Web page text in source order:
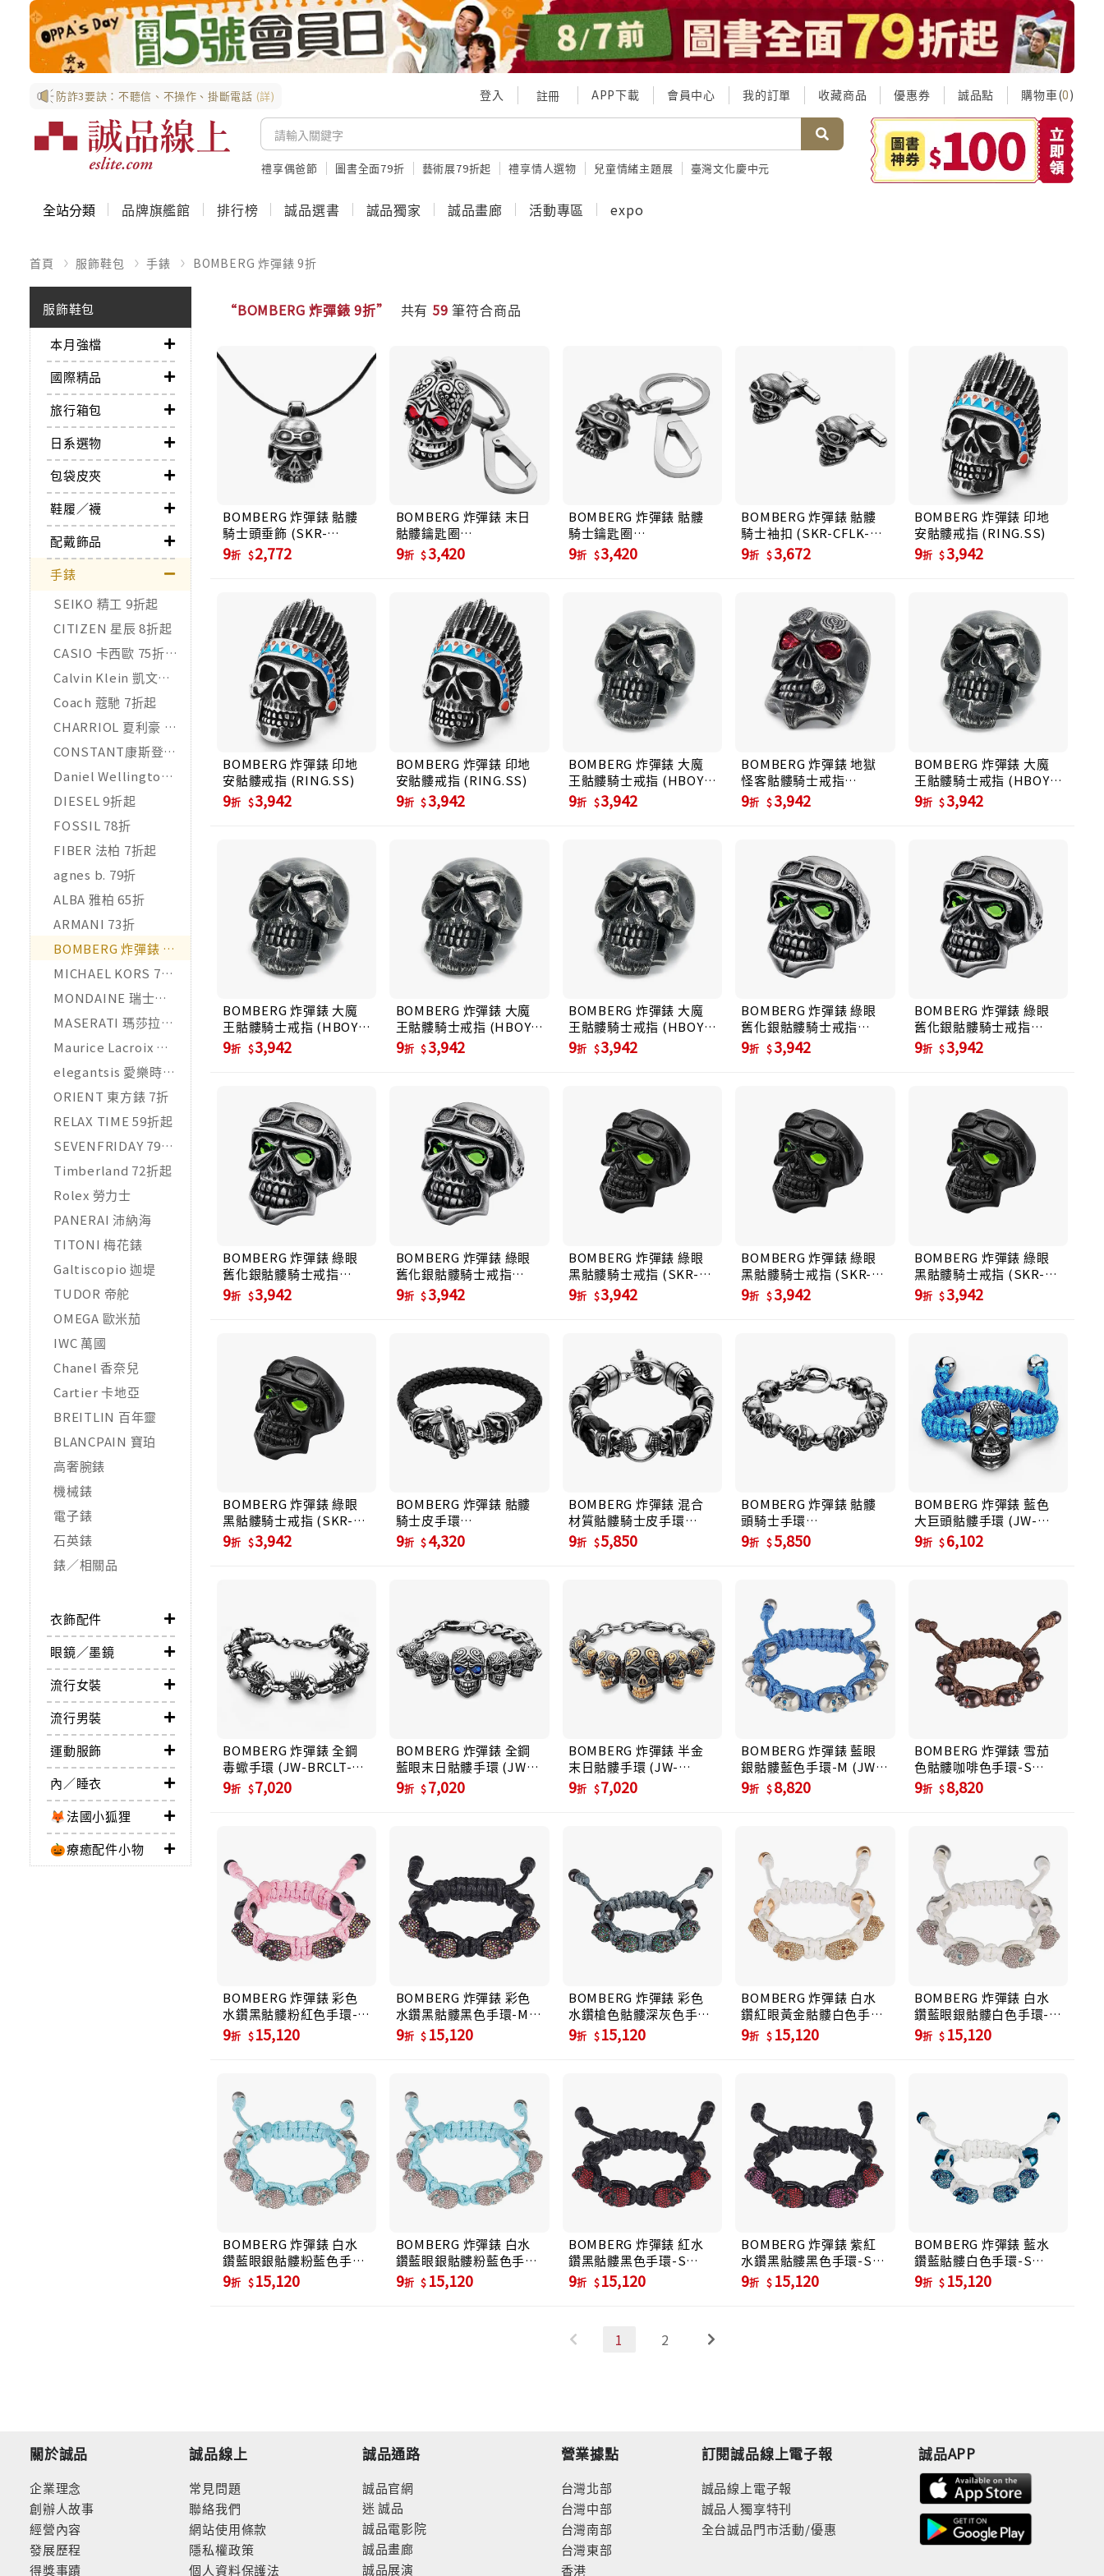
防詐3要訣：不聽信、不操作、掛斷電話 (詳) 登入 註冊 APP下載 會員中心 我的訂單 收藏商品 優惠券 誠品點 購物車(0)
禮享偶爸節 圖書全面79折 藝術展79折起 禮享情人選物 兒童情緒主題展 臺灣文化慶中元
全站分類 品牌旗艦館 排行榜 誠品選書 誠品獨家 誠品畫廊 活動專區 expo
首頁 服飾鞋包 手錶 BOMBERG 炸彈錶 9折
服飾鞋包
本月強檔
國際精品
旅行箱包
日系選物
包袋皮夾
鞋履／襪
配戴飾品
手錶
SEIKO 精工 9折起
CITIZEN 星辰 8折起
CASIO 卡西歐 75折起
Calvin Klein 凱文克萊 95折起
Coach 蔻馳 7折起
CHARRIOL 夏利豪 85折起
CONSTANT康斯登 82折
Daniel Wellington 7折起
DIESEL 9折起
FOSSIL 78折
FIBER 法柏 7折起
agnes b. 79折
ALBA 雅柏 65折
ARMANI 73折
BOMBERG 炸彈錶 9折
MICHAEL KORS 75折
MONDAINE 瑞士國鐵 85折起
MASERATI 瑪莎拉蒂 77折起
Maurice Lacroix 艾美錶
elegantsis 愛樂時 9折
ORIENT 東方錶 7折
RELAX TIME 59折起
SEVENFRIDAY 79折起
Timberland 72折起
Rolex 勞力士
PANERAI 沛納海
TITONI 梅花錶
Galtiscopio 迦堤
TUDOR 帝舵
OMEGA 歐米茄
IWC 萬國
Chanel 香奈兒
Cartier 卡地亞
BREITLIN 百年靈
BLANCPAIN 寶珀
高奢腕錶
機械錶
電子錶
石英錶
錶／相關品
衣飾配件
眼鏡／墨鏡
流行女裝
流行男裝
運動服飾
內／睡衣
🦊法國小狐狸
🎃療癒配件小物
“BOMBERG 炸彈錶 9折” 共有 59 筆符合商品
BOMBERG 炸彈錶 骷髏
騎士頭垂飾 (SKR-
PENDANT-SS.6)
9折 2,772
BOMBERG 炸彈錶 末日
骷髏鑰匙圈
(KEYRG.SS.01.6)
9折 3,420
BOMBERG 炸彈錶 骷髏
騎士鑰匙圈
(SKR.KEYRG-SS.6)
9折 3,420
BOMBERG 炸彈錶 骷髏
騎士袖扣 (SKR-CFLK-
SS.6)
9折 3,672
BOMBERG 炸彈錶 印地
安骷髏戒指 (RING.SS)
9折 3,942
BOMBERG 炸彈錶 印地
安骷髏戒指 (RING.SS)
9折 3,942
BOMBERG 炸彈錶 印地
安骷髏戒指 (RING.SS)
9折 3,942
BOMBERG 炸彈錶 大魔
王骷髏騎士戒指 (HBOY-
RING)
9折 3,942
BOMBERG 炸彈錶 地獄
怪客骷髏騎士戒指
(LDER-RING)
9折 3,942
BOMBERG 炸彈錶 大魔
王骷髏騎士戒指 (HBOY-
RING)
9折 3,942
BOMBERG 炸彈錶 大魔
王骷髏騎士戒指 (HBOY-
RING)
9折 3,942
BOMBERG 炸彈錶 大魔
王骷髏騎士戒指 (HBOY-
RING)
9折 3,942
BOMBERG 炸彈錶 大魔
王骷髏騎士戒指 (HBOY-
RING)
9折 3,942
BOMBERG 炸彈錶 綠眼
舊化銀骷髏騎士戒指
(SKR-RING-SS)
9折 3,942
BOMBERG 炸彈錶 綠眼
舊化銀骷髏騎士戒指
(SKR-RING-SS)
9折 3,942
BOMBERG 炸彈錶 綠眼
舊化銀骷髏騎士戒指
(SKR-RING-SS)
9折 3,942
BOMBERG 炸彈錶 綠眼
舊化銀骷髏騎士戒指
(SKR-RING-SS)
9折 3,942
BOMBERG 炸彈錶 綠眼
黑骷髏騎士戒指 (SKR-
RING-PBA)
9折 3,942
BOMBERG 炸彈錶 綠眼
黑骷髏騎士戒指 (SKR-
RING-PBA)
9折 3,942
BOMBERG 炸彈錶 綠眼
黑骷髏騎士戒指 (SKR-
RING-PBA)
9折 3,942
BOMBERG 炸彈錶 綠眼
黑骷髏騎士戒指 (SKR-
RING-PBA)
9折 3,942
BOMBERG 炸彈錶 骷髏
騎士皮手環
(SKR.BRCLT.3-SS)
9折 4,320
BOMBERG 炸彈錶 混合
材質骷髏騎士皮手環
(SKR.BRCLT.4-SS-S6)
9折 5,850
BOMBERG 炸彈錶 骷髏
頭騎士手環
(SKR.BRCLT.1-SS-S.6)
9折 5,850
BOMBERG 炸彈錶 藍色
大巨頭骷髏手環 (JW-
BLT-SP.M31.6)
9折 6,102
BOMBERG 炸彈錶 全鋼
毒蠍手環 (JW-BRCLT-
SS.M37.6)
9折 7,020
BOMBERG 炸彈錶 全鋼
藍眼末日骷髏手環 (JW-
BRCLT-SS.M36.6)
9折 7,020
BOMBERG 炸彈錶 半金
末日骷髏手環 (JW-
BRCLT-SP.M35.6)
9折 7,020
BOMBERG 炸彈錶 藍眼
銀骷髏藍色手環-M (JW-
BLT-SS.M2.3)
9折 8,820
BOMBERG 炸彈錶 雪茄
色骷髏咖啡色手環-S
(JW-BRT-PBR.S13.3)
9折 8,820
BOMBERG 炸彈錶 彩色
水鑽黑骷髏粉紅色手環-S
(JW-PKT-FSPBA.S2.3)
9折 15,120
BOMBERG 炸彈錶 彩色
水鑽黑骷髏黑色手環-M
(JW-BKT-PBA.M7.3)
9折 15,120
BOMBERG 炸彈錶 彩色
水鑽槍色骷髏深灰色手環-
S (JW-GRT-
FSBR.S10.3)
9折 15,120
BOMBERG 炸彈錶 白水
鑽紅眼黃金骷髏白色手環-
S (JW-WHT-
FSP4N.S6.3)
9折 15,120
BOMBERG 炸彈錶 白水
鑽藍眼銀骷髏白色手環-S
(JW-WHT-SS.S8.3)
9折 15,120
BOMBERG 炸彈錶 白水
鑽藍眼銀骷髏粉藍色手環-
M (JW-LBT-FSSS.M8.3)
9折 15,120
BOMBERG 炸彈錶 白水
鑽藍眼銀骷髏粉藍色手環-
S (JW-LBT-SS.S7.3)
9折 15,120
BOMBERG 炸彈錶 紅水
鑽黑骷髏黑色手環-S
(JW-BKT-PBA.S5.3)
9折 15,120
BOMBERG 炸彈錶 紫紅
水鑽黑骷髏黑色手環-S
(JW-BKT-FSPBA.S4.3)
9折 15,120
BOMBERG 炸彈錶 藍水
鑽藍骷髏白色手環-S
(JW-WHT-FSPBL.S9.3)
9折 15,120
1 2
關於誠品
企業理念
創辦人故事
經營內容
發展歷程
得獎事蹟
誠品線上
常見問題
聯絡我們
網站使用條款
隱私權政策
個人資料保護法
誠品通路
誠品官網
迷 誠品
誠品電影院
誠品畫廊
誠品展演
營業據點
台灣北部
台灣中部
台灣南部
台灣東部
香港
訂閱誠品線上電子報
誠品線上電子報
誠品人獨享特刊
全台誠品門市活動/優惠
誠品APP